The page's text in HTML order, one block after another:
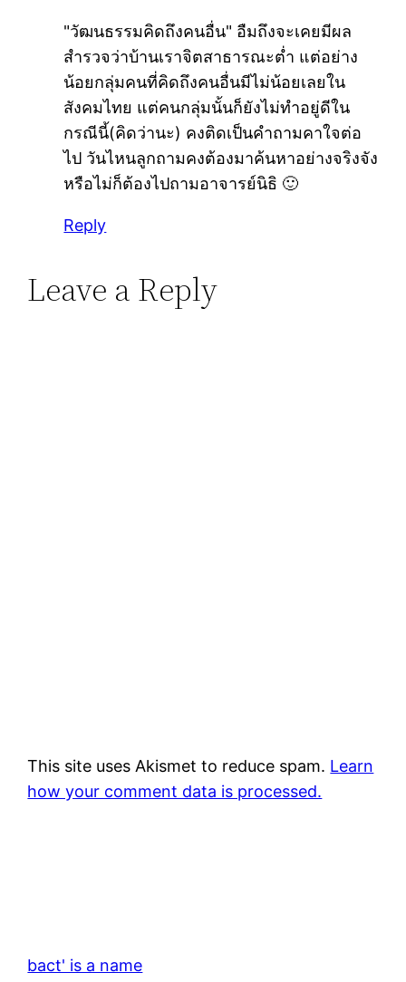
"วัฒนธรรมคิดถึงคนอื่น" อืมถึงจะเคยมีผล
สำรวจว่าบ้านเราจิตสาธารณะต่ำ แต่อย่าง
น้อยกลุ่มคนที่คิดถึงคนอื่นมีไม่น้อยเลยใน
สังคมไทย แต่คนกลุ่มนั้นก็ยังไม่ทำอยู่ดีใน
กรณีนี้(คิดว่านะ) คงติดเป็นคำถามคาใจต่อ
ไป วันไหนลูกถามคงต้องมาค้นหาอย่างจริงจัง
หรือไม่ก็ต้องไปถามอาจารย์นิธิ 🙂
Reply
Leave a Reply
This site uses Akismet to reduce spam. Learn
how your comment data is processed.
bact' is a name